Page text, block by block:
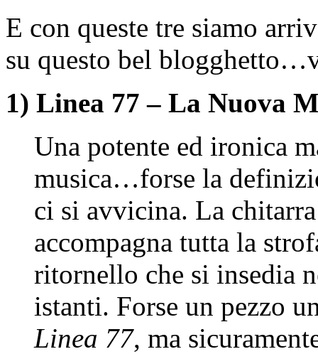
E con queste tre siamo
su questo bel
1) Linea 77 – La Nuova
Una potente ed ironica
musica…forse la
ci si avvicina. La
accompagna tutta la
ritornello che si insedia
istanti. Forse un pezzo
Linea 77, ma